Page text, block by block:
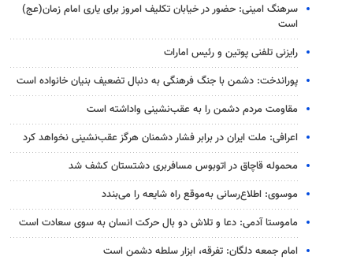
سرهنگ امینی: حضور در خیابان تکلیف امروز برای یاری امام زمان(عج)
است
رایزنی تلفنی پوتین و رئیس امارات
پوراندخت: دشمن با جنگ فرهنگی به دنبال تضعیف بنیان خانواده است
مقاومت مردم دشمن را به عقب‌نشینی واداشته است
اعرافی: ملت ایران در برابر فشار دشمنان هرگز عقب‌نشینی نخواهد کرد
محموله قاچاق در اتوبوس مسافربری دشتستان کشف شد
موسوی: اطلاع‌رسانی به‌موقع راه شایعه را می‌بندد
ماموستا آدمی: دعا و تلاش دو بال حرکت انسان به سوی سعادت است
امام جمعه دلگان: تفرقه، ابزار سلطه دشمن است